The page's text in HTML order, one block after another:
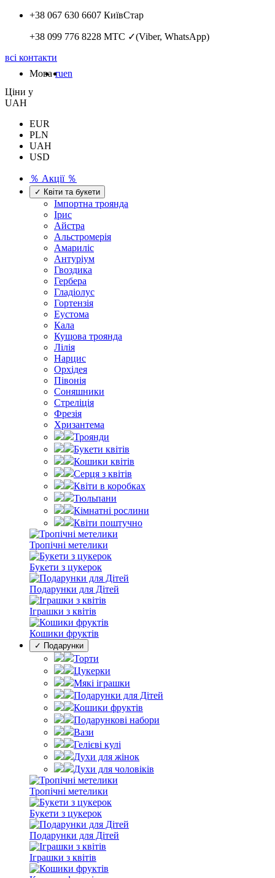
+38 067 630 6607 КиївСтар
+38 099 776 8228 МТС ✓(Viber, WhatsApp)
всі контакти
Мова ruen
Цiни у
UAH
EUR
PLN
UAH
USD
％ Акції ％
✓ Квіти та букети
Імпортна троянда
Ірис
Айстра
Альстромерія
Амариліс
Антуріум
Гвоздика
Гербера
Гладіолус
Гортензія
Еустома
Кала
Кущова троянда
Лілія
Нарцис
Орхідея
Півонія
Соняшники
Стреліція
Фрезія
Хризантема
Троянди
Букети квітів
Кошики квітів
Серця з квітів
Квіти в коробках
Тюльпани
Кімнатні рослини
Квіти поштучно
Тропічні метелики
Букети з цукерок
Подарунки для Дітей
Іграшки з квітів
Кошики фруктів
✓ Подарунки
Торти
Цукерки
Мякі іграшки
Подарунки для Дітей
Кошики фруктів
Подарункові набори
Вази
Гелієві кулі
Духи для жінок
Духи для чоловіків
Тропічні метелики
Букети з цукерок
Подарунки для Дітей
Іграшки з квітів